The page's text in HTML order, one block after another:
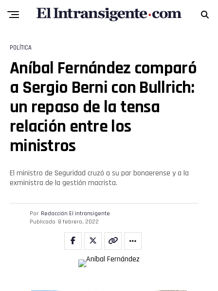
POLÍTICA
Aníbal Fernández comparó
a Sergio Berni con Bullrich:
un repaso de la tensa
relación entre los
ministros
El ministro de Seguridad cruzó a su par bonaerense y a la
exministra de la gestión macrista.
Por Redacción El intransigente
Publicado 8 febrero, 2022